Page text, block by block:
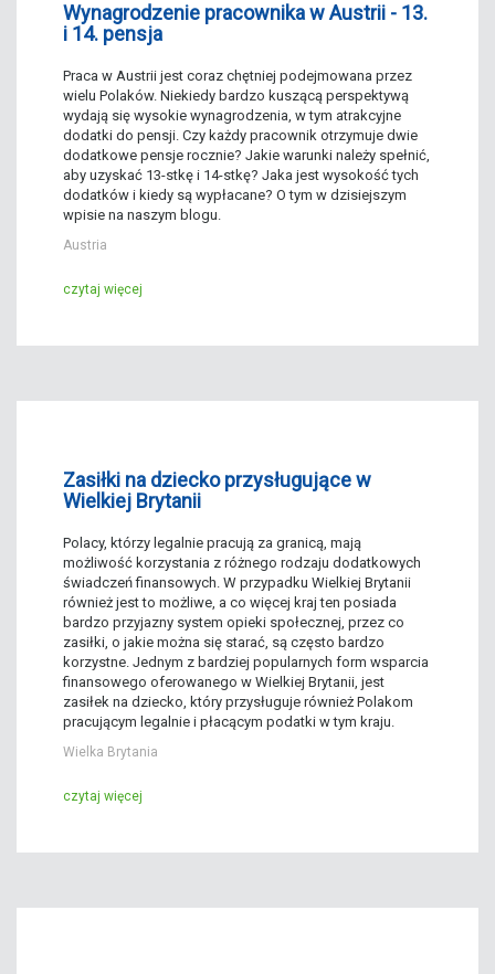
Wynagrodzenie pracownika w Austrii - 13.
i 14. pensja
Praca w Austrii jest coraz chętniej podejmowana przez
wielu Polaków. Niekiedy bardzo kuszącą perspektywą
wydają się wysokie wynagrodzenia, w tym atrakcyjne
dodatki do pensji. Czy każdy pracownik otrzymuje dwie
dodatkowe pensje rocznie? Jakie warunki należy spełnić,
aby uzyskać 13-stkę i 14-stkę? Jaka jest wysokość tych
dodatków i kiedy są wypłacane? O tym w dzisiejszym
wpisie na naszym blogu.
Austria
czytaj więcej
Zasiłki na dziecko przysługujące w
Wielkiej Brytanii
Polacy, którzy legalnie pracują za granicą, mają
możliwość korzystania z różnego rodzaju dodatkowych
świadczeń finansowych. W przypadku Wielkiej Brytanii
również jest to możliwe, a co więcej kraj ten posiada
bardzo przyjazny system opieki społecznej, przez co
zasiłki, o jakie można się starać, są często bardzo
korzystne. Jednym z bardziej popularnych form wsparcia
finansowego oferowanego w Wielkiej Brytanii, jest
zasiłek na dziecko, który przysługuje również Polakom
pracującym legalnie i płacącym podatki w tym kraju.
Wielka Brytania
czytaj więcej